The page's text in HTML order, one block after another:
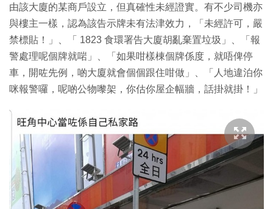
由該大廈的某商戶設立，但真確性未經證實。有不少司機亦
與樓主一樣，認為該告示牌未有法津效力，「未經許可，嚴
禁標貼！」、「 1823 食環署告大廈胡亂棄置垃圾」、「報
警處理呢個牌就啱」、「如果咁樣棟個牌係度，就唔俾停
車，開咗先例，啲大廈就會個個跟住咁做」、「人地違泊你
咪報警囉，呢啲公物嚟架，你估你屋企幅牆，話掛就掛！」